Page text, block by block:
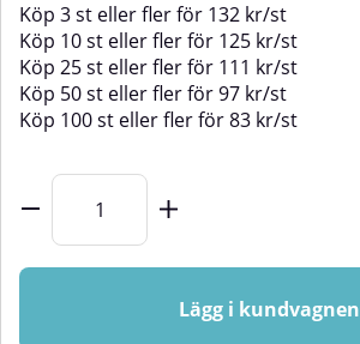
Köp 3 st eller fler för 132 kr/st
Köp 10 st eller fler för 125 kr/st
Köp 25 st eller fler för 111 kr/st
Köp 50 st eller fler för97 kr/st
Köp 100 st eller fler för83 kr/st
Lägg i kundvagnen